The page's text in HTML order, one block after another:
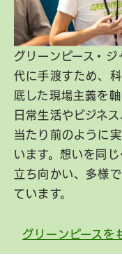
グリーンピース・
代に手渡すため、
底した現場主義を
日常生活やビジネ
当たり前のように
います。想いを同
立ち向かい、多様
ています。
グリーンピースを